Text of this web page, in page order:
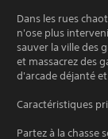
Dans les rues
n'ose plus
sauver la ville des
et massacrez des
d'arcade déjanté
Caractéristiques
Partez à la chasse